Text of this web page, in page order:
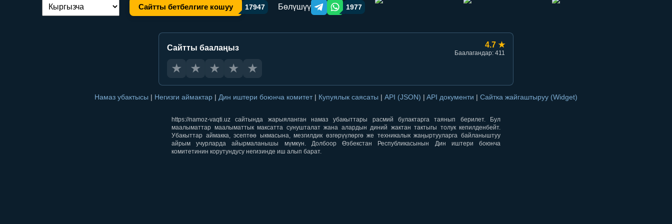
Тилди алмаштыруу: Сайтты бетбелгиге кошуу 17947 Бөлүшүү Telegram orqali ulashish
WhatsApp orqali ulashish
1977
Сайтты баалаңыз 4.7 ★
Баалагандар: 411
★ ★ ★ ★ ★
Намаз убактысы | Негизги аймактар | Дин иштери боюнча комитет | Купуялык саясаты | API (JSON) | API документи | Сайтка жайгаштыруу (Widget)
https://namoz-vaqti.uz сайтында жарыяланган намаз убакыттары расмий булактарга таянып берилет. Бул
маалыматтар маалыматтык максатта сунушталат жана алардын диний жактан тактыгы толук кепилденбейт.
Убакыттар аймакка, эсептөө ыкмасына, мезгилдик өзгөрүүлөргө же техникалык жаңыртууларга байланыштуу
айрым учурларда айырмаланышы мүмкүн. Долбоор Өзбекстан Республикасынын Дин иштери боюнча
комитетинин корутундусу негизинде иш алып барат.